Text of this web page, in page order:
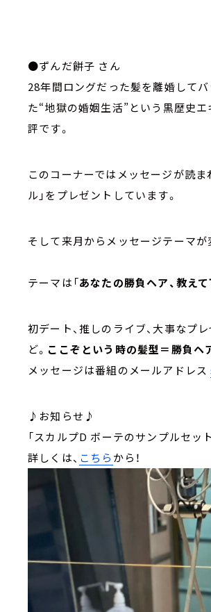
●ずんだ餅子 さん
28年間ロングだった髪を離婚して
た“地獄の婚姻生活”という黒歴史エ
評です。
このコーナーではメッセージが読
ル」をプレゼントしています。
そして来月からメッセージテーマが
テーマは「あなたの勝負ヘア、教えて
初デート、推しのライブ、大事なプ
ど。 ここぞという時の髪型＝勝負ヘ
メッセージは番組のメールアドレス
♪お知らせ♪
「スカルプD ボーテのサンプルセッ
詳しくは、 こちら から！